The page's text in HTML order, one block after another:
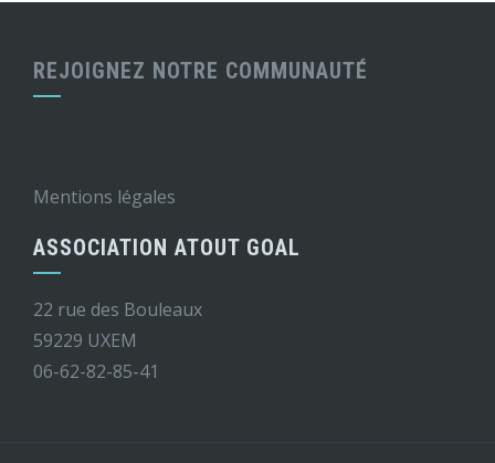
REJOIGNEZ NOTRE COMMUNAUTÉ
Mentions légales
ASSOCIATION ATOUT GOAL
22 rue des Bouleaux
59229 UXEM
06-62-82-85-41